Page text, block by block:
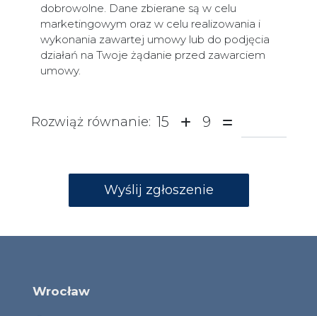
dobrowolne. Dane zbierane są w celu
marketingowym oraz w celu realizowania i
wykonania zawartej umowy lub do podjęcia
działań na Twoje żądanie przed zawarciem
umowy.
Rozwiąż równanie: 15 9
Wrocław